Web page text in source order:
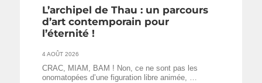
L’archipel de Thau : un parcours
d’art contemporain pour
l’éternité !
4 AOÛT 2026
CRAC, MIAM, BAM ! Non, ce ne sont pas les
onomatopées d’une figuration libre animée, …